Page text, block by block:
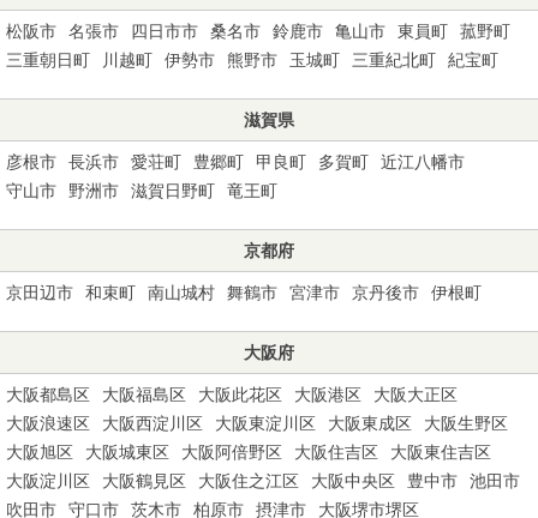
松阪市 名張市 四日市市 桑名市 鈴鹿市 亀山市 東員町
菰野町
三重朝日町
川越町 伊勢市 熊野市 玉城町 三重紀北町 紀宝町
滋賀県
彦根市 長浜市 愛荘町 豊郷町 甲良町 多賀町
近江八幡市
守山市
野洲市 滋賀日野町 竜王町
京都府
京田辺市 和束町 南山城村 舞鶴市 宮津市 京丹後市 伊根町
大阪府
大阪都島区 大阪福島区 大阪此花区 大阪港区
大阪大正区
大阪浪速区
大阪西淀川区 大阪東淀川区 大阪東成区
大阪生野区
大阪旭区
大阪城東区 大阪阿倍野区 大阪住吉区
大阪東住吉区
大阪淀川区
大阪鶴見区 大阪住之江区 大阪中央区 豊中市
池田市
吹田市
守口市 茨木市 柏原市 摂津市 大阪堺市堺区